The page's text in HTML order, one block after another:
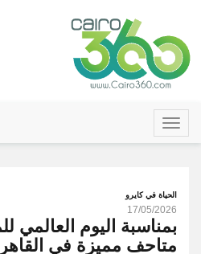
الحياة في كايرو
17/05/2026
متاحف مميزة في